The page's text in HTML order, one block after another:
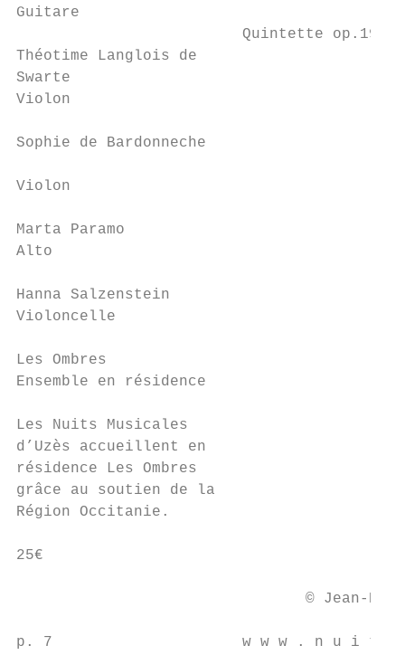
Guitare
Quintette op.19
Théotime Langlois de
Swarte
Violon
Sophie de Bardonneche
Violon
Marta Paramo
Alto
Hanna Salzenstein
Violoncelle
Les Ombres
Ensemble en résidence
Les Nuits Musicales
d’Uzès accueillent en
résidence Les Ombres
grâce au soutien de la
Région Occitanie.
25€
© Jean-
p. 7                     w w w . n u i t s